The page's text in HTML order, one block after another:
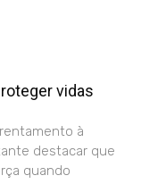
vidas
à
destacar que
quando